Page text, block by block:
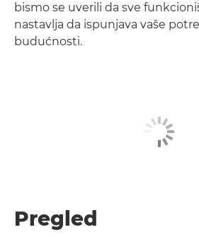
bismo se uverili da sve
nastavlja da ispunjava vaše
budućnosti.
Pregled